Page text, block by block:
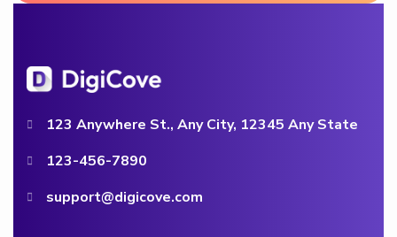
123 Anywhere St., Any City, 12345 Any State
123-456-7890
support@digicove.com